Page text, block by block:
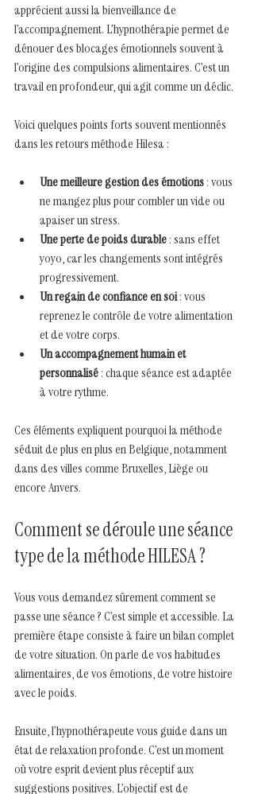
apprécient aussi la bienveillance de
l’accompagnement. L’hypnothérapie permet de
dénouer des blocages émotionnels souvent à
l’origine des compulsions alimentaires. C’est un
travail en profondeur, qui agit comme un déclic.
Voici quelques points forts souvent mentionnés
dans les retours méthode Hilesa :
Une meilleure gestion des émotions : vous
ne mangez plus pour combler un vide ou
apaiser un stress.
Une perte de poids durable : sans effet
yoyo, car les changements sont intégrés
progressivement.
Un regain de confiance en soi : vous
reprenez le contrôle de votre alimentation
et de votre corps.
Un accompagnement humain et
personnalisé : chaque séance est adaptée
à votre rythme.
Ces éléments expliquent pourquoi la méthode
séduit de plus en plus en Belgique, notamment
dans des villes comme Bruxelles, Liège ou
encore Anvers.
Comment se déroule une séance
type de la méthode HILESA ?
Vous vous demandez sûrement comment se
passe une séance ? C’est simple et accessible. La
première étape consiste à faire un bilan complet
de votre situation. On parle de vos habitudes
alimentaires, de vos émotions, de votre histoire
avec le poids.
Ensuite, l’hypnothérapeute vous guide dans un
état de relaxation profonde. C’est un moment
où votre esprit devient plus réceptif aux
suggestions positives. L’objectif est de